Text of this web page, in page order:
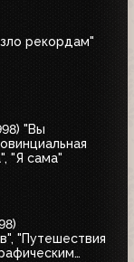
рекордам"
"Вы
"Я сама"
"Путешествия